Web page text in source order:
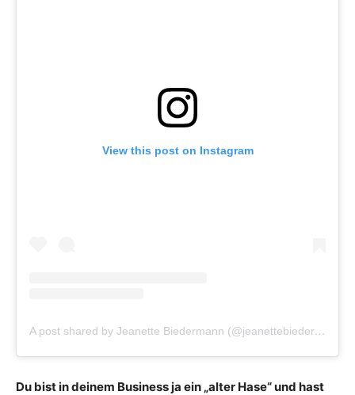
View this post on Instagram
A post shared by Jeanette Biedermann (@jeanettebiedermann)
Du bist in deinem Business ja ein „alter Hase“ und hast